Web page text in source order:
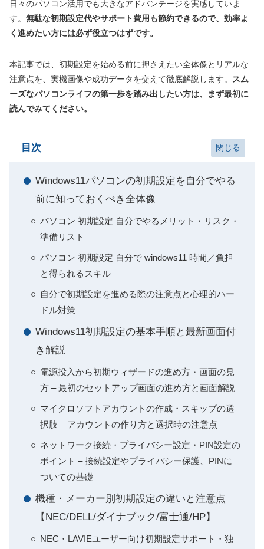
日々のパソコン活用でも大きなアドバンテージを実感していま
す。 無駄な初期設定代やサポート費用も節約できるので、効率よ
く進めたい方には必ず役立つはずです。
本記事では、初期設定を始める前に押さえたい全体像とリアルな
注意点を、実機画像や成功データを交えて徹底解説します。
スム
ーズなパソコンライフの第一歩を踏み出したい方は、まず最初に
読んでみてください。
目次
Windows11パソコンの初期設定を自分でやる
前に知っておくべき全体像
パソコン 初期設定 自分でやるメリット・リスク・
準備リスト
パソコン 初期設定 自分で windows11 時間／負担
と得られるスキル
自分で初期設定を進める際の注意点と心理的ハー
ドル対策
Windows11初期設定の基本手順と最新画面付
き解説
電源投入から初期ウィザードの進め方・画面の見
方 – 最初のセットアップ画面の進め方と画面解説
マイクロソフトアカウントの作成・スキップの選
択肢 – アカウントの作り方と選択時の注意点
ネットワーク接続・プライバシー設定・PIN設定の
ポイント – 接続設定やプライバシー保護、PINに
ついての基礎
機種・メーカー別初期設定の違いと注意点
【NEC/DELL/ダイナブック/富士通/HP】
NEC・LAVIEユーザー向け初期設定サポート・独